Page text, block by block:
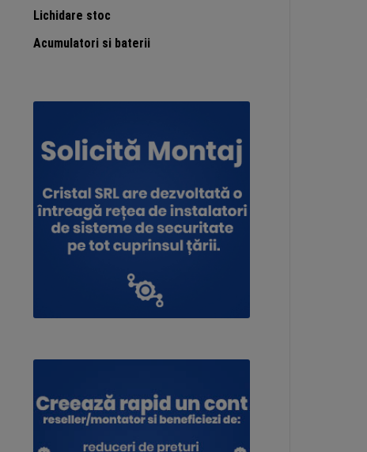
Lichidare stoc
Acumulatori si baterii